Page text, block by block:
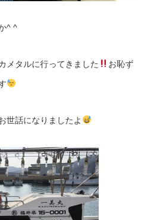
^ ^
メタルに行ってきました お恥ず
世話になりましたよ